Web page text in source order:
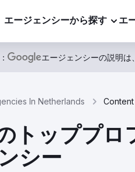
エージェンシーから探す エ
エージェンシーの説明は、
In Netherlands
トッププロ
シー